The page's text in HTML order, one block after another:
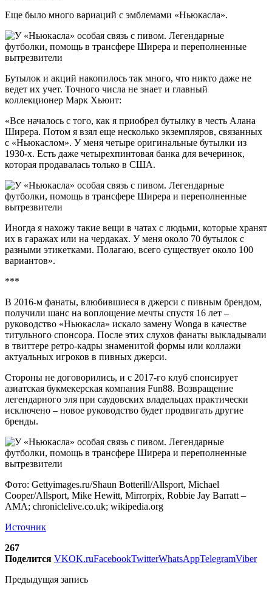
Еще было много вариаций с эмблемами «Ньюкасла».
Бутылок и акций накопилось так много, что никто даже не
ведет их учет. Точного числа не знает и главный
коллекционер Марк Хьюит:
«Все началось с того, как я приобрел бутылку в честь Алана
Ширера. Потом я взял еще несколько экземпляров, связанных
с «Ньюкаслом». У меня четыре оригинальные бутылки из
1930-х. Есть даже четырехпинтовая банка для вечеринок,
которая продавалась только в США.
Иногда я нахожу такие вещи в чатах с людьми, которые хранят
их в гаражах или на чердаках. У меня около 70 бутылок с
разными этикетками. Полагаю, всего существует около 100
вариантов».
***
В 2016-м фанаты, влюбившиеся в джерси с пивным брендом,
получили шанс на воплощение мечты спустя 16 лет –
руководство «Ньюкасла» искало замену Wonga в качестве
титульного спонсора. После этих слухов фанаты выкладывали
в твиттере ретро-кадры знаменитой формы или коллажи
актуальных игроков в пивных джерси.
Стороны не договорились, и с 2017-го клуб спонсирует
азиатская букмекерская компания Fun88. Возвращение
легендарного эля при саудовских владельцах практически
исключено – новое руководство будет продвигать другие
бренды.
Фото: Gettyimages.ru/Shaun Botterill/Allsport, Michael
Cooper/Allsport, Mike Hewitt, Mirrorpix, Robbie Jay Barratt –
AMA; chroniclelive.co.uk; wikipedia.org
Источник
267
Поделится VKOK.ruFacebookTwitterWhatsAppTelegramViber
Предыдущая запись